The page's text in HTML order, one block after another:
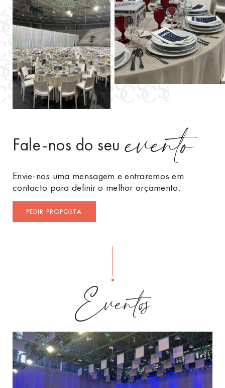
Fale-nos do seuevento
Envie-nos uma mensagem e entraremos em
contacto para definir o melhor orçamento.
PEDIR PROPOSTA
Eventos